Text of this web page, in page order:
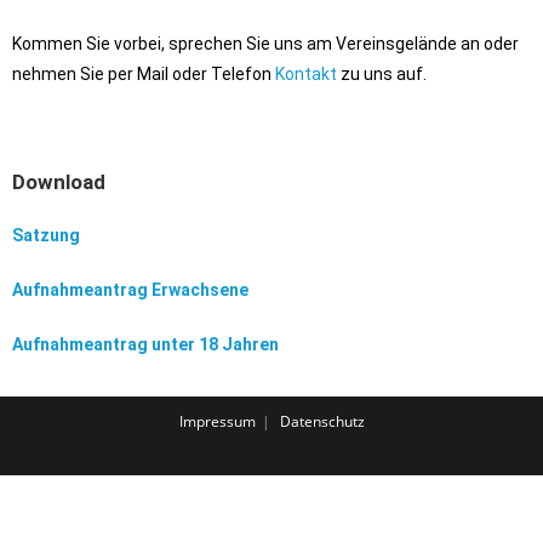
Kommen Sie vorbei, sprechen Sie uns am Vereinsgelände an oder
nehmen Sie per Mail oder Telefon Kontakt zu uns auf.
Download
Satzung
Aufnahmeantrag Erwachsene
Aufnahmeantrag unter 18 Jahren
Impressum Datenschutz